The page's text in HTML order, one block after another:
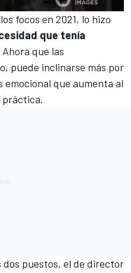
focos en 2021, lo hizo
que tenía
Ahora que las
puede inclinarse más por
emocional que aumenta al
dos puestos, el de director